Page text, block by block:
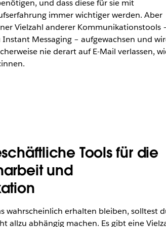
und dass diese für sie mit
immer wichtiger werden. Aber
Vielzahl anderer Kommunikationstools
Instant Messaging – aufgewachsen und
nie derart auf E-Mail verlassen,
Tools für die
und
wahrscheinlich erhalten bleiben, solltest
allzu abhängig machen. Es gibt eine